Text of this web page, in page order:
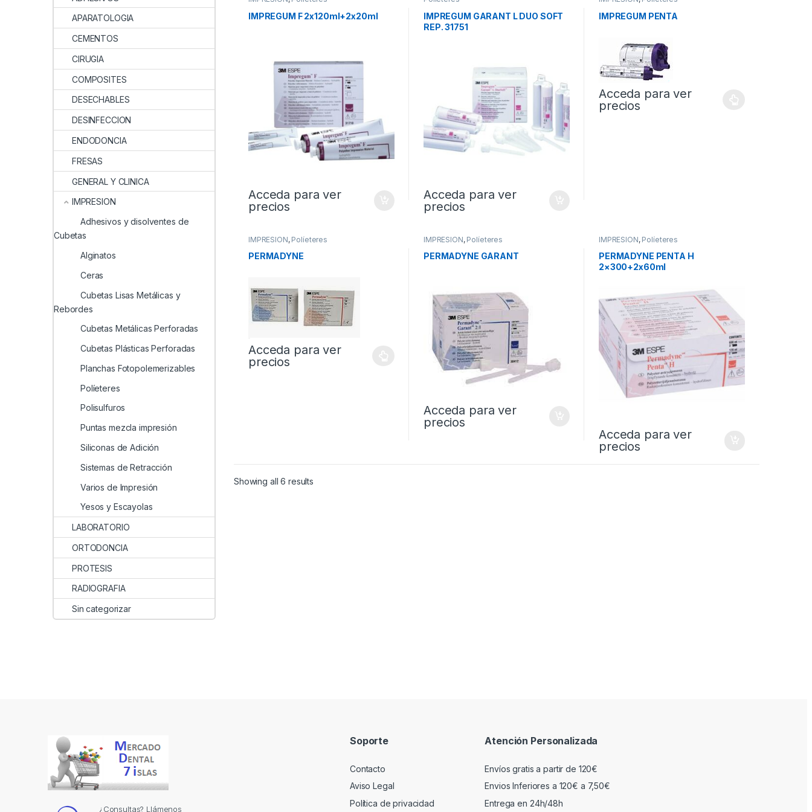
IMPREGUM F 2x120ml+2x20ml
Acceda para ver
precios
IMPREGUM GARANT L DUO SOFT
REP. 31751
Acceda para ver
precios
IMPREGUM PENTA
Acceda para ver
precios
IMPRESION, Políeteres
PERMADYNE
Acceda para ver
precios
IMPRESION, Políeteres
PERMADYNE GARANT
Acceda para ver
precios
IMPRESION, Políeteres
PERMADYNE PENTA H
2×300+2x60ml
Acceda para ver
precios
Showing all 6 results
APARATOLOGIA
CEMENTOS
CIRUGIA
COMPOSITES
DESECHABLES
DESINFECCION
ENDODONCIA
FRESAS
GENERAL Y CLINICA
IMPRESION
Adhesivos y disolventes de
Cubetas
Alginatos
Ceras
Cubetas Lisas Metálicas y
Rebordes
Cubetas Metálicas Perforadas
Cubetas Plásticas Perforadas
Planchas Fotopolemerizables
Políeteres
Polisulfuros
Puntas mezcla impresión
Siliconas de Adición
Sistemas de Retracción
Varios de Impresión
Yesos y Escayolas
LABORATORIO
ORTODONCIA
PROTESIS
RADIOGRAFIA
Sin categorizar
¿Consultas? Llámenos
Soporte
Contacto
Aviso Legal
Política de privacidad
Atención Personalizada
Envíos gratis a partir de 120€
Envios Inferiores a 120€ a 7,50€
Entrega en 24h/48h